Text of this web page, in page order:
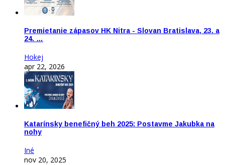
Premietanie zápasov HK Nitra - Slovan Bratislava, 23. a
24. …
Hokej
apr 22, 2026
Katarínsky benefičný beh 2025: Postavme Jakubka na
nohy
Iné
nov 20, 2025